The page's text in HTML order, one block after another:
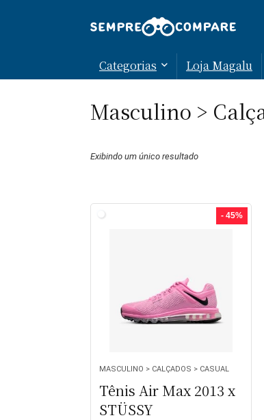
Categorias Loja Magalu
Masculino >
Exibindo um único resultado
- 45%
MASCULINO > CALÇADOS > CASUAL
Tênis Air Max 2013 x
STÜSSY